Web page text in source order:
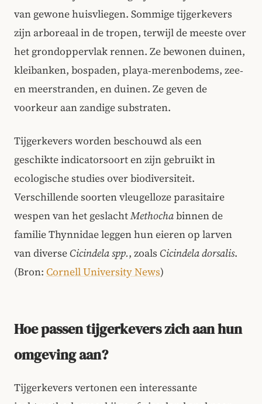
van gewone huisvliegen. Sommige tijgerkevers
zijn arboreaal in de tropen, terwijl de meeste over
het grondoppervlak rennen. Ze bewonen duinen,
kleibanken, bospaden, playa‑merenbodems, zee‑
en meerstranden, en duinen. Ze geven de
voorkeur aan zandige substraten.
Tijgerkevers worden beschouwd als een
geschikte indicatorsoort en zijn gebruikt in
ecologische studies over biodiversiteit.
Verschillende soorten vleugelloze parasitaire
wespen van het geslachtMethochabinnen de
familie Thynnidae leggen hun eieren op larven
van diverseCicindela spp., zoals Cicindela dorsalis.
(Bron: Cornell University News)
Hoe passen tijgerkevers zich aan hun
omgeving aan?
Tijgerkevers vertonen een interessante